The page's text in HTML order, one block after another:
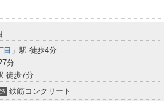
目 」駅 徒歩4分
分
徒歩7分
鉄筋コンクリート